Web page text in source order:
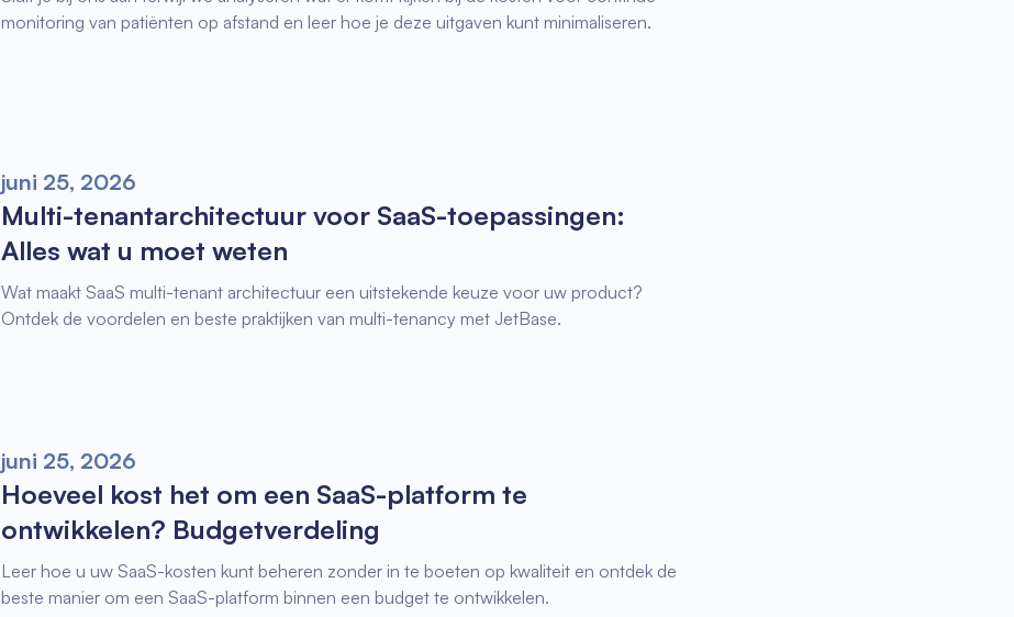
monitoring van patiënten op afstand en leer hoe je deze uitgaven kunt minimaliseren.
juni 25, 2026
Multi-tenantarchitectuur voor SaaS-toepassingen:
Alles wat u moet weten
Wat maakt SaaS multi-tenant architectuur een uitstekende keuze voor uw product?
Ontdek de voordelen en beste praktijken van multi-tenancy met JetBase.
juni 25, 2026
Hoeveel kost het om een SaaS-platform te
ontwikkelen? Budgetverdeling
Leer hoe u uw SaaS-kosten kunt beheren zonder in te boeten op kwaliteit en ontdek de
beste manier om een SaaS-platform binnen een budget te ontwikkelen.